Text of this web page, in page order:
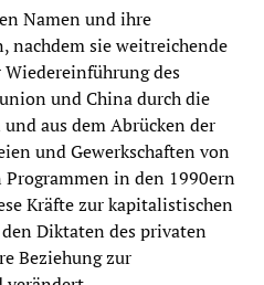
Namen und ihre
nachdem sie weitreichende
Wiedereinführung des
und China durch die
aus dem Abrücken der
und Gewerkschaften von
in den 1990ern
Kräfte zur kapitalistischen
Diktaten des privaten
Beziehung zur